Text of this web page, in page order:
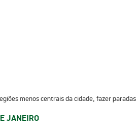
menos centrais da cidade, fazer
JANEIRO